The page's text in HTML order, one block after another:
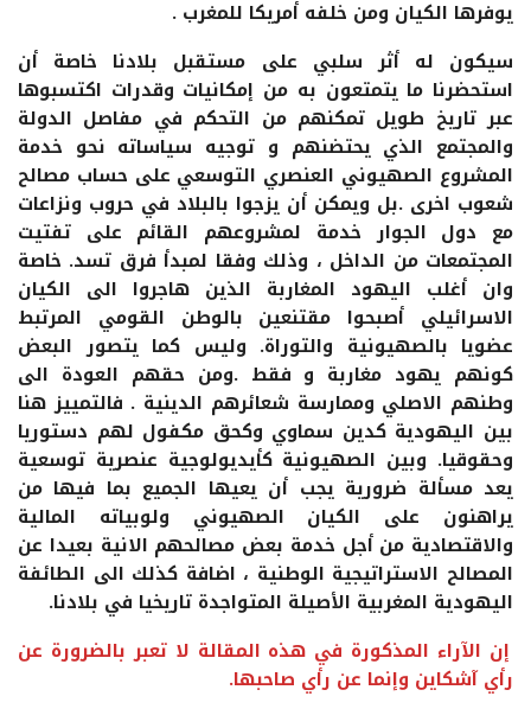
يوفرها الكيان ومن خلفه أمريكا للمغرب .
سيكون له أثر سلبي على مستقبل بلادنا خاصة أن
استحضرنا ما يتمتعون به من إمكانيات وقدرات اكتسبوها
عبر تاريخ طويل تمكنهم من التحكم في مفاصل الدولة
والمجتمع الذي يحتضنهم و توجيه سياساته نحو خدمة
المشروع الصهيوني العنصري التوسعي على حساب مصالح
شعوب اخرى .بل ويمكن أن يزجوا بالبلاد في حروب ونزاعات
مع دول الجوار خدمة لمشروعهم القائم على تفتيت
المجتمعات من الداخل ، وذلك وفقا لمبدأ فرق تسد. خاصة
وان أغلب اليهود المغاربة الذين هاجروا الى الكيان
الاسرائيلي أصبحوا مقتنعين بالوطن القومي المرتبط
عضويا بالصهيونية والتوراة. وليس كما يتصور البعض
كونهم يهود مغاربة و فقط .ومن حقهم العودة الى
وطنهم الاصلي وممارسة شعائرهم الدينية . فالتمييز هنا
بين اليهودية كدين سماوي وكحق مكفول لهم دستوريا
وحقوقيا. وبين الصهيونية كأيديولوجية عنصرية توسعية
يعد مسألة ضرورية يجب أن يعيها الجميع بما فيها من
يراهنون على الكيان الصهيوني ولوبياته المالية
والاقتصادية من أجل خدمة بعض مصالحهم الانية بعيدا عن
المصالح الاستراتيجية الوطنية ، اضافة كذلك الى الطائفة
اليهودية المغربية الأصيلة المتواجدة تاريخيا في بلادنا.
إن الآراء المذكورة في هذه المقالة لا تعبر بالضرورة عن
رأي آشكاين وإنما عن رأي صاحبها.